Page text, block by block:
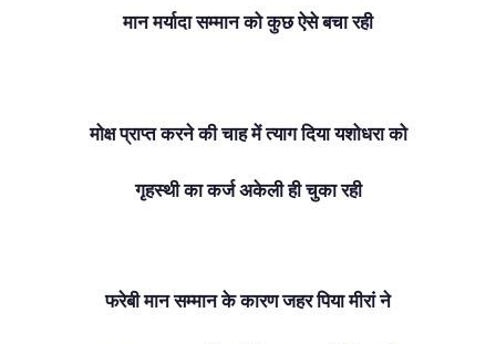
मान मर्यादा सम्मान को कुछ ऐसे बचा रही
मोक्ष प्राप्त करने की चाह में त्याग दिया यशोधरा को
गृहस्थी का कर्ज अकेली ही चुका रही
फरेबी मान सम्मान के कारण जहर पिया मीरां ने